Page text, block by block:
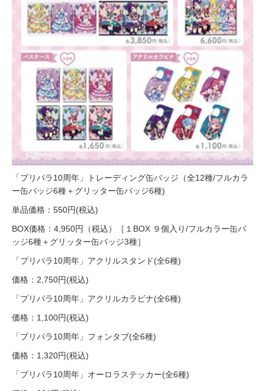
「プリパラ10周年」トレーディング缶バッジ（全12種/フルカラ
ー缶バッジ6種＋グリッター缶バッジ6種)
単品価格：550円(税込)
BOX価格：4,950円（税込）［１BOX ９個入り/フルカラー缶バ
ッジ6種＋グリッター缶バッジ3種］
「プリパラ10周年」アクリルスタンド(全6種)
価格：2,750円(税込)
「プリパラ10周年」アクリルカラビナ(全6種)
価格：1,100円(税込)
「プリパラ10周年」フォンタブ(全6種)
価格：1,320円(税込)
「プリパラ10周年」オーロラステッカー(全6種)